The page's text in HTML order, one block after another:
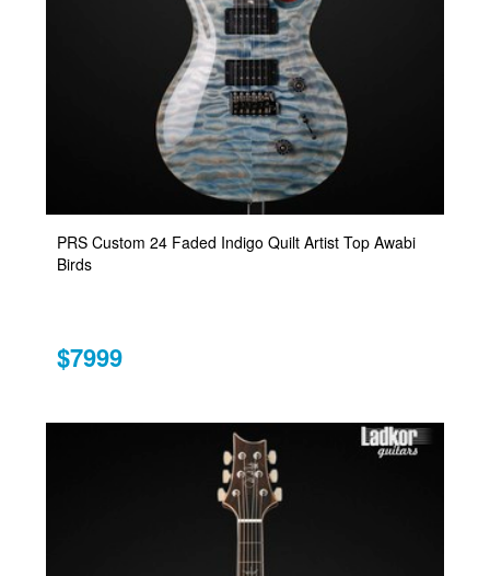
PRS Custom 24 Faded Indigo Quilt Artist Top Awabi
Birds
$7999